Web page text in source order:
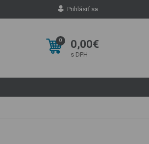
Prihlásiť sa
0 0,00€
s DPH